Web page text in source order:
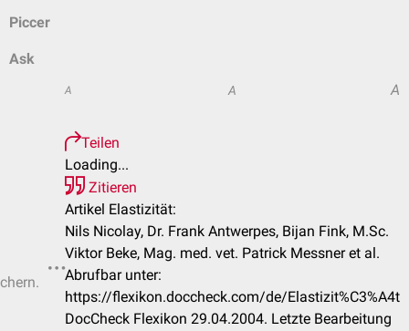
Piccer
Ask
A A A
Teilen
Loading...
Zitieren
Artikel Elastizität:
Nils Nicolay, Dr. Frank Antwerpes, Bijan Fink, M.Sc.
Viktor Beke, Mag. med. vet. Patrick Messner et al.
Abrufbar unter:
https://flexikon.doccheck.com/de/Elastizit%C3%A4t
DocCheck Flexikon 29.04.2004. Letzte Bearbeitung